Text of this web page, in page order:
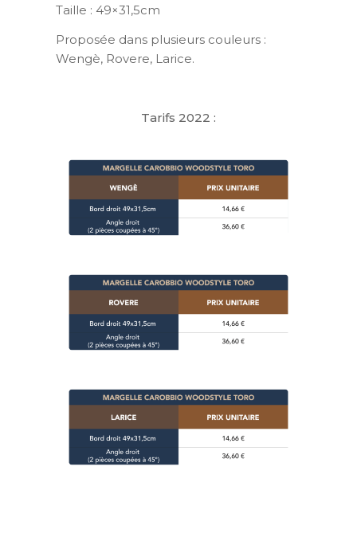
Taille : 49×31,5cm
Proposée dans plusieurs couleurs :
Wengè, Rovere, Larice.
Tarifs 2022 :